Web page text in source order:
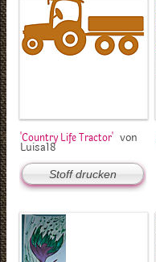
'Country Life Tractor' von
Luisa18
Stoff drucken